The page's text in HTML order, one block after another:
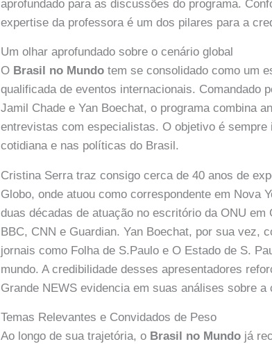
aprofundado para as discussões do programa.
expertise da professora é um dos pilares para a
Um olhar aprofundado sobre o cenário global
O Brasil no Mundo tem se consolidado como um
qualificada de eventos internacionais. Comandado
Jamil Chade e Yan Boechat, o programa combina
entrevistas com especialistas. O objetivo é
cotidiana e nas políticas do Brasil.
Cristina Serra traz consigo cerca de 40 anos de
Globo, onde atuou como correspondente em Nova
duas décadas de atuação no escritório da ONU
BBC, CNN e Guardian. Yan Boechat, por sua vez,
jornais como Folha de S.Paulo e O Estado de S.
mundo. A credibilidade desses apresentadores
Grande NEWS evidencia em suas análises sobre
Temas Relevantes e Convidados de Peso
Ao longo de sua trajetória, o Brasil no Mundo já